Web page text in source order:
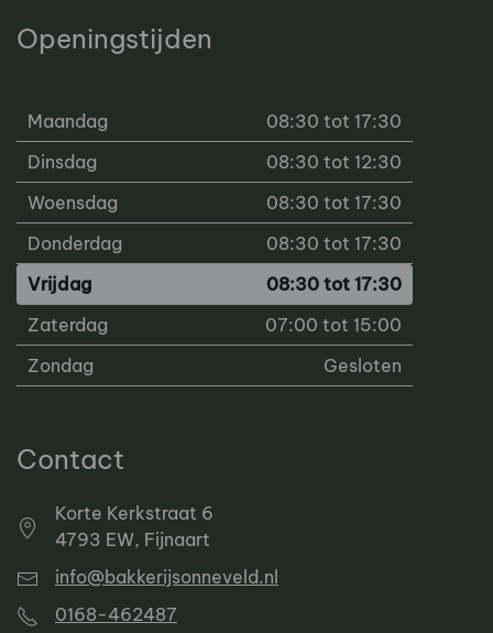
Openingstijden
Maandag
08:30 tot 17:30
Dinsdag
08:30 tot 12:30
Woensdag
08:30 tot 17:30
Donderdag
08:30 tot 17:30
Vrijdag
08:30 tot 17:30
Zaterdag
07:00 tot 15:00
Zondag
Gesloten
Contact
Korte Kerkstraat 6
4793 EW, Fijnaart
info@bakkerijsonneveld.nl
0168-462487